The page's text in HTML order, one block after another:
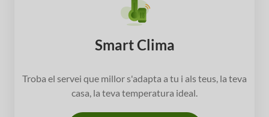
Smart Clima
Troba el servei que millor s'adapta a tu i als teus, la teva
casa, la teva temperatura ideal.